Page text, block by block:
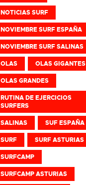
NOTICIAS SURF
NOVIEMBRE SURF ESPAÑA
NOVIEMBRE SURF SALINAS
OLAS OLAS GIGANTES
OLAS GRANDES
RUTINA DE EJERCICIOS
SURFERS
SALINAS SUF ESPAÑA
SURF SURF ASTURIAS
SURFCAMP
SURFCAMP ASTURIAS